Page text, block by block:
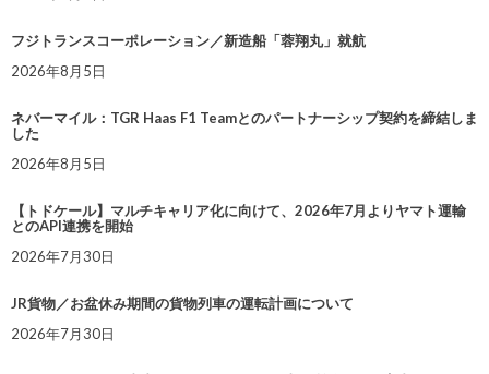
フジトランスコーポレーション／新造船「蓉翔丸」就航
2026年8月5日
ネバーマイル：TGR Haas F1 Teamとのパートナーシップ契約を締結しま
した
2026年8月5日
【トドケール】マルチキャリア化に向けて、2026年7月よりヤマト運輸
とのAPI連携を開始
2026年7月30日
JR貨物／お盆休み期間の貨物列車の運転計画について
2026年7月30日